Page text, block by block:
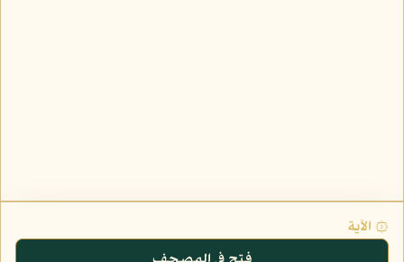
۞ الآية